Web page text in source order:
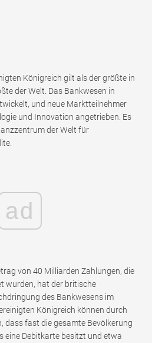
Königreich gilt als der größte in
der Welt. Das Bankwesen in
und neue Marktteilnehmer
und Innovation angetrieben. Es
der Welt für
ad
von 40 Milliarden Zahlungen, die
wurden, hat der britische
des Bankwesens im
Königreich können durch
dass fast die gesamte Bevölkerung
eine Debitkarte besitzt und etwa